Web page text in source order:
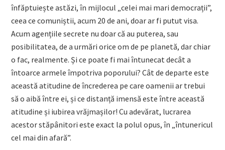
înfăptuiește astăzi, în mijlocul „celei mai mari democrații”,
ceea ce comuniștii, acum 20 de ani, doar ar fi putut visa.
Acum agențiile secrete nu doar că au puterea, sau
posibilitatea, de a urmări orice om de pe planetă, dar chiar
o fac, realmente. Și ce poate fi mai întunecat decât a
întoarce armele împotriva poporului? Cât de departe este
această atitudine de încrederea pe care oamenii ar trebui
să o aibă între ei, și ce distanță imensă este între această
atitudine și iubirea vrăjmașilor! Cu adevărat, lucrarea
acestor stăpânitori este exact la polul opus, în „întunericul
cel mai din afară”.